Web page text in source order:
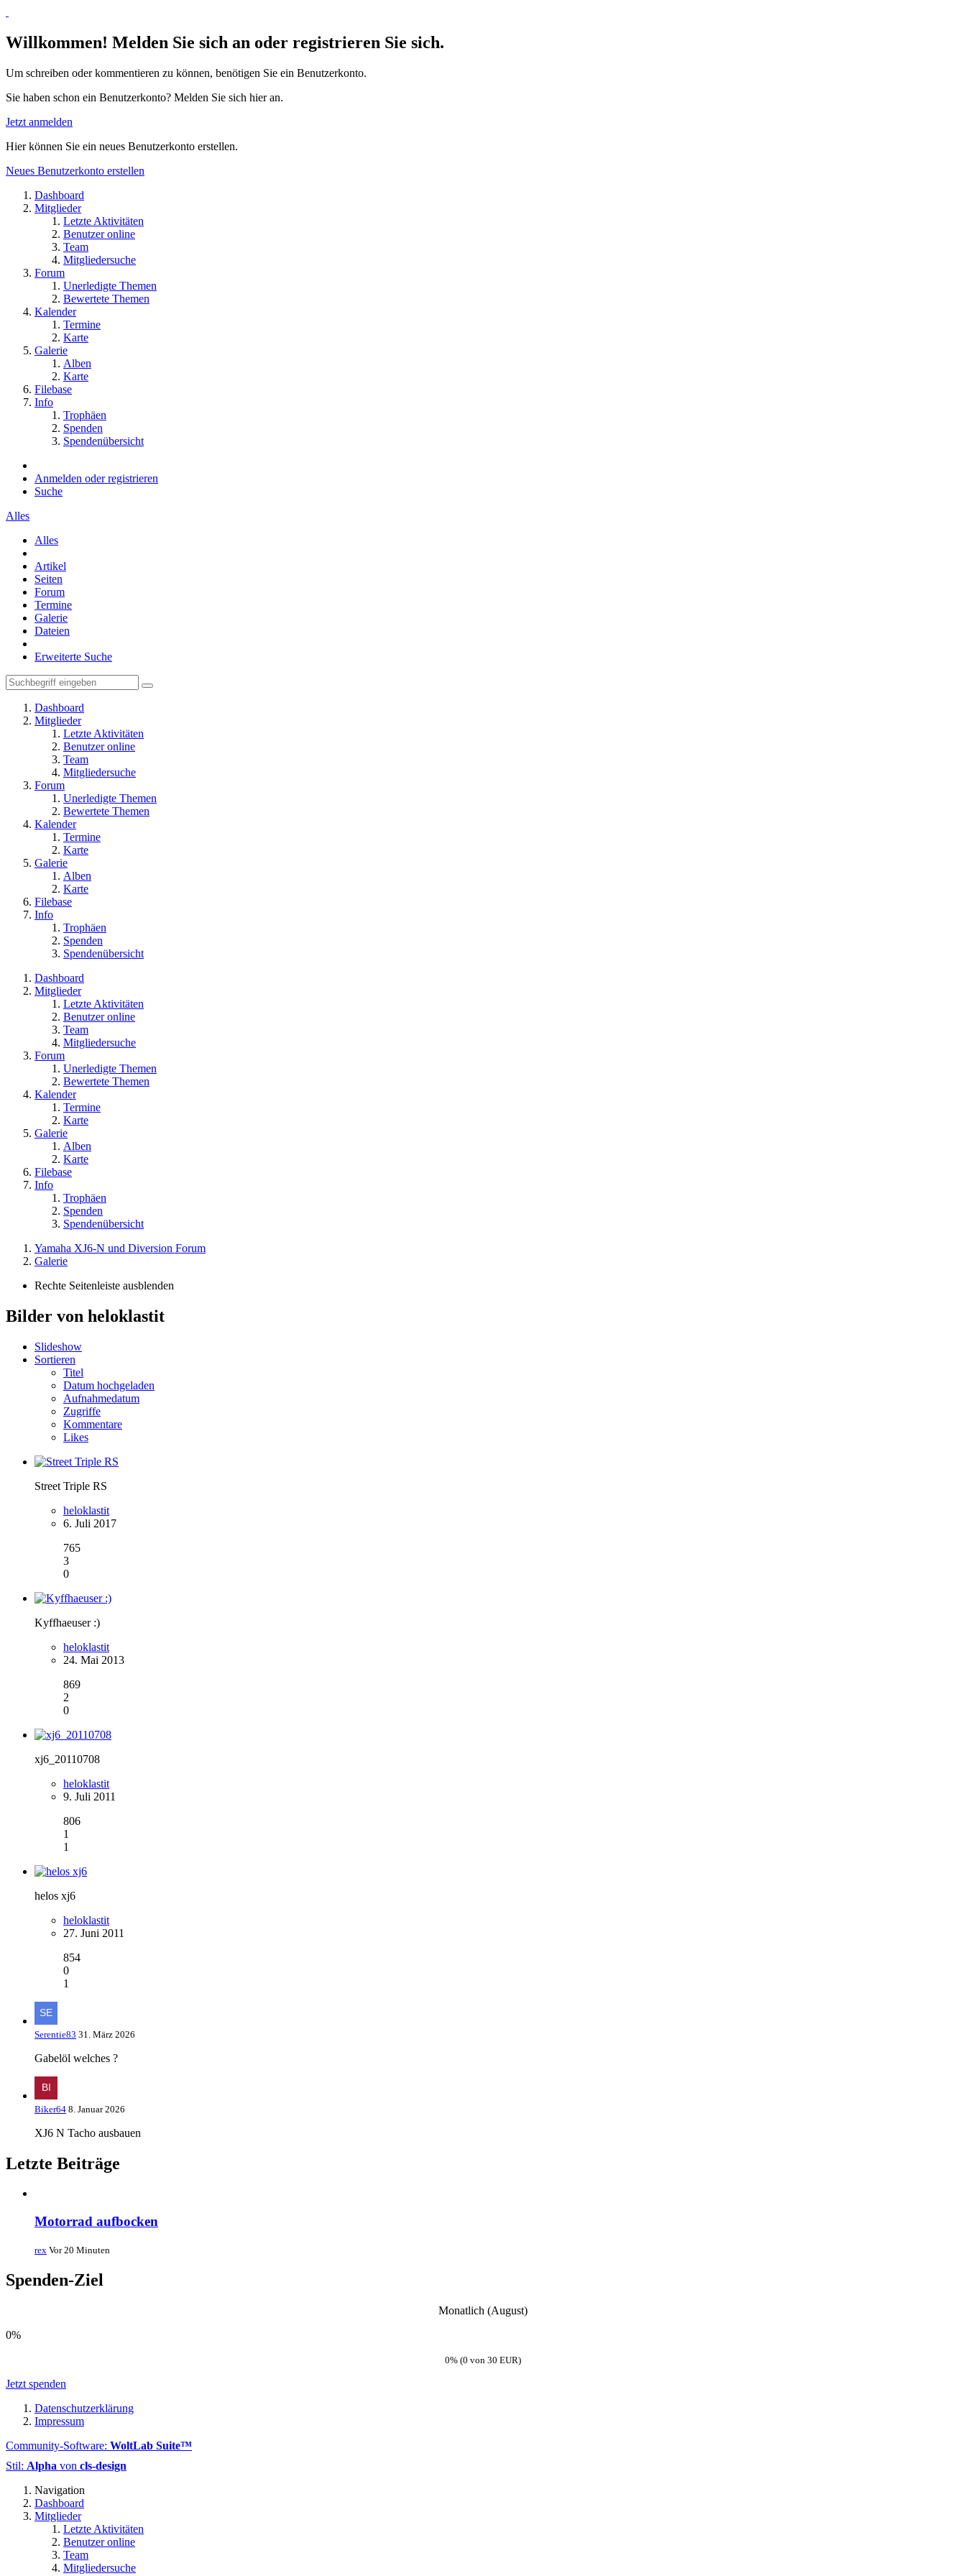
Willkommen! Melden Sie sich an oder registrieren Sie sich.
Um schreiben oder kommentieren zu können, benötigen Sie ein Benutzerkonto.
Sie haben schon ein Benutzerkonto? Melden Sie sich hier an.
Jetzt anmelden
Hier können Sie ein neues Benutzerkonto erstellen.
Neues Benutzerkonto erstellen
Dashboard
Mitglieder
Letzte Aktivitäten
Benutzer online
Team
Mitgliedersuche
Forum
Unerledigte Themen
Bewertete Themen
Kalender
Termine
Karte
Galerie
Alben
Karte
Filebase
Info
Trophäen
Spenden
Spendenübersicht
Anmelden oder registrieren
Suche
Alles
Alles
Artikel
Seiten
Forum
Termine
Galerie
Dateien
Erweiterte Suche
Dashboard
Mitglieder
Letzte Aktivitäten
Benutzer online
Team
Mitgliedersuche
Forum
Unerledigte Themen
Bewertete Themen
Kalender
Termine
Karte
Galerie
Alben
Karte
Filebase
Info
Trophäen
Spenden
Spendenübersicht
Dashboard
Mitglieder
Letzte Aktivitäten
Benutzer online
Team
Mitgliedersuche
Forum
Unerledigte Themen
Bewertete Themen
Kalender
Termine
Karte
Galerie
Alben
Karte
Filebase
Info
Trophäen
Spenden
Spendenübersicht
Yamaha XJ6-N und Diversion Forum
Galerie
Rechte Seitenleiste ausblenden
Bilder von heloklastit
Slideshow
Sortieren
Titel
Datum hochgeladen
Aufnahmedatum
Zugriffe
Kommentare
Likes
Street Triple RS
heloklastit
6. Juli 2017
765
3
0
Kyffhaeuser :)
heloklastit
24. Mai 2013
869
2
0
xj6_20110708
heloklastit
9. Juli 2011
806
1
1
helos xj6
heloklastit
27. Juni 2011
854
0
1
Serentie83 31. März 2026
Gabelöl welches ?
Biker64 8. Januar 2026
XJ6 N Tacho ausbauen
Letzte Beiträge
Motorrad aufbocken
rex Vor 20 Minuten
Spenden-Ziel
Monatlich (August)
0%
0% (0 von 30 EUR)
Jetzt spenden
Datenschutzerklärung
Impressum
Community-Software: WoltLab Suite™
Stil: Alpha von cls-design
Navigation
Dashboard
Mitglieder
Letzte Aktivitäten
Benutzer online
Team
Mitgliedersuche